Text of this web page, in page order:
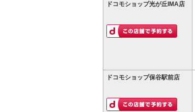
ドコモショップ光が丘IMA店
ドコモショップ保谷駅前店